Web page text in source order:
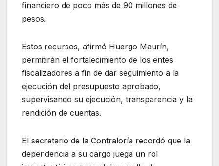
financiero de poco más de 90 millones de
pesos.
Estos recursos, afirmó Huergo Maurín,
permitirán el fortalecimiento de los entes
fiscalizadores a fin de dar seguimiento a la
ejecución del presupuesto aprobado,
supervisando su ejecución, transparencia y la
rendición de cuentas.
El secretario de la Contraloría recordó que la
dependencia a su cargo juega un rol